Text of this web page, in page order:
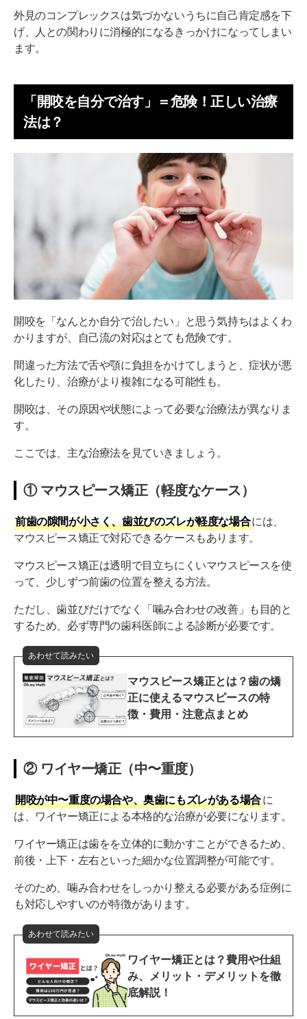
外見のコンプレックスは気づかないうちに自己肯定感を下
げ、人との関わりに消極的になるきっかけになってしまい
ます。
「開咬を自分で治す」＝危険！正しい治療
法は？
開咬を「なんとか自分で治したい」と思う気持ちはよくわ
かりますが、自己流の対応はとても危険です。
間違った方法で舌や顎に負担をかけてしまうと、症状が悪
化したり、治療がより複雑になる可能性も。
開咬は、その原因や状態によって必要な治療法が異なりま
す。
ここでは、主な治療法を見ていきましょう。
① マウスピース矯正（軽度なケース）
前歯の隙間が小さく、歯並びのズレが軽度な場合には、
マウスピース矯正で対応できるケースもあります。
マウスピース矯正は透明で目立ちにくいマウスピースを使
って、少しずつ前歯の位置を整える方法。
ただし、歯並びだけでなく「噛み合わせの改善」も目的と
するため、必ず専門の歯科医師による診断が必要です。
あわせて読みたい
マウスピース矯正とは？歯の矯
正に使えるマウスピースの特
徴・費用・注意点まとめ
② ワイヤー矯正（中〜重度）
開咬が中〜重度の場合や、奥歯にもズレがある場合に
は、ワイヤー矯正による本格的な治療が必要になります。
ワイヤー矯正は歯をを立体的に動かすことができるため、
前後・上下・左右といった細かな位置調整が可能です。
そのため、噛み合わせをしっかり整える必要がある症例に
も対応しやすいのが特徴があります。
あわせて読みたい
ワイヤー矯正とは？費用や仕組
み、メリット・デメリットを徹
底解説！